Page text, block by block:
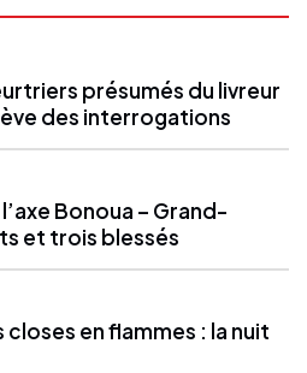
présumés du livreur
des interrogations
Bonoua – Grand-
et trois blessés
en flammes : la nuit